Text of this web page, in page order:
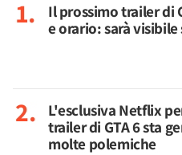
Il prossimo trailer di
e orario: sarà
L'esclusiva Netflix
trailer di GTA 6 sta
molte polemiche